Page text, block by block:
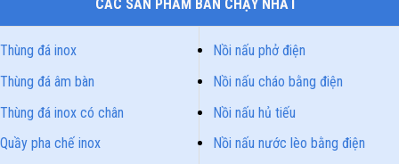
CÁC SẢN PHẨM BÁN CHẠY NHẤT
Thùng đá inox
Thùng đá âm bàn
Thùng đá inox có chân
Quầy pha chế inox
Nồi nấu phở điện
Nồi nấu cháo bằng điện
Nồi nấu hủ tiếu
Nồi nấu nước lèo bằng điện